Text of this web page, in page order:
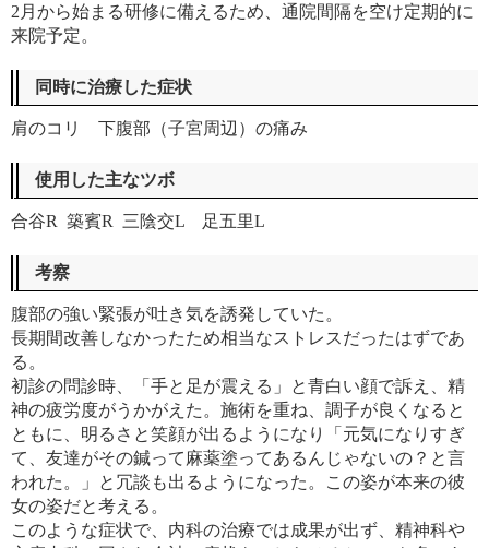
2月から始まる研修に備えるため、通院間隔を空け定期的に
来院予定。
同時に治療した症状
肩のコリ 下腹部（子宮周辺）の痛み
使用した主なツボ
合谷R 築賓R 三陰交L 足五里L
考察
腹部の強い緊張が吐き気を誘発していた。
長期間改善しなかったため相当なストレスだったはずであ
る。
初診の問診時、「手と足が震える」と青白い顔で訴え、精
神の疲労度がうかがえた。施術を重ね、調子が良くなると
ともに、明るさと笑顔が出るようになり「元気になりすぎ
て、友達がその鍼って麻薬塗ってあるんじゃないの？と言
われた。」と冗談も出るようになった。この姿が本来の彼
女の姿だと考える。
このような症状で、内科の治療では成果が出ず、精神科や